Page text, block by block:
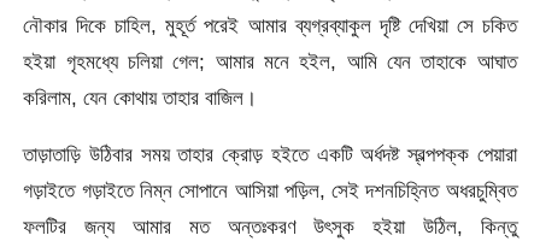
নৌকার দিকে চাহিল, মুহূর্ত পরেই আমার ব্যগ্রব্যাকুল দৃষ্টি দেখিয়া সে চকিত
হইয়া গৃহমধ্যে চলিয়া গেল; আমার মনে হইল, আমি যেন তাহাকে আঘাত
করিলাম, যেন কোথায় তাহার বাজিল।
তাড়াতাড়ি উঠিবার সময় তাহার ক্রোড় হইতে একটি অর্ধদষ্ট স্বল্পপক্ক পেয়ারা
গড়াইতে গড়াইতে নিম্ন সােপানে আসিয়া পড়িল, সেই দশনচিহ্নিত অধরচুম্বিত
ফলটির জন্য আমার মত অন্তঃকরণ উৎসুক হইয়া উঠিল, কিন্তু